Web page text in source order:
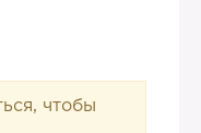
чтобы